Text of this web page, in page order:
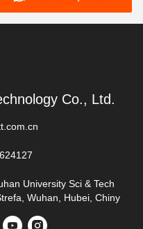
Co., Ltd.
University Sci & Tech
Wuhan, Hubei, Chiny